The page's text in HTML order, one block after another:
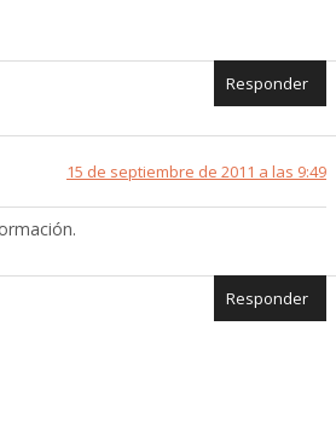
Responder
15 de septiembre de 2011 a las 9:49
Responder